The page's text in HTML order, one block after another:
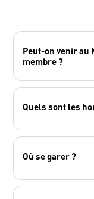
Peut-on venir au
membre ?
Quels sont les
Où se garer ?